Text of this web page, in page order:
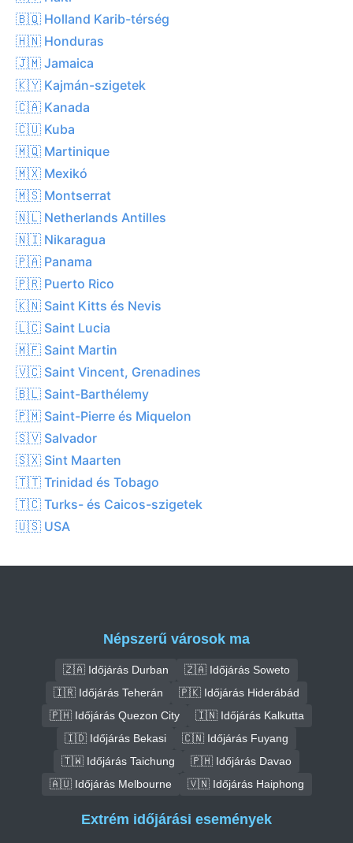
🇧🇶 Holland Karib-térség
🇭🇳 Honduras
🇯🇲 Jamaica
🇰🇾 Kajmán-szigetek
🇨🇦 Kanada
🇨🇺 Kuba
🇲🇶 Martinique
🇲🇽 Mexikó
🇲🇸 Montserrat
🇳🇱 Netherlands Antilles
🇳🇮 Nikaragua
🇵🇦 Panama
🇵🇷 Puerto Rico
🇰🇳 Saint Kitts és Nevis
🇱🇨 Saint Lucia
🇲🇫 Saint Martin
🇻🇨 Saint Vincent, Grenadines
🇧🇱 Saint-Barthélemy
🇵🇲 Saint-Pierre és Miquelon
🇸🇻 Salvador
🇸🇽 Sint Maarten
🇹🇹 Trinidad és Tobago
🇹🇨 Turks- és Caicos-szigetek
🇺🇸 USA
Népszerű városok ma
🇿🇦 Időjárás Durban
🇿🇦 Időjárás Soweto
🇮🇷 Időjárás Teherán
🇵🇰 Időjárás Hiderábád
🇵🇭 Időjárás Quezon City
🇮🇳 Időjárás Kalkutta
🇮🇩 Időjárás Bekasi
🇨🇳 Időjárás Fuyang
🇹🇼 Időjárás Taichung
🇵🇭 Időjárás Davao
🇦🇺 Időjárás Melbourne
🇻🇳 Időjárás Haiphong
Extrém időjárási események